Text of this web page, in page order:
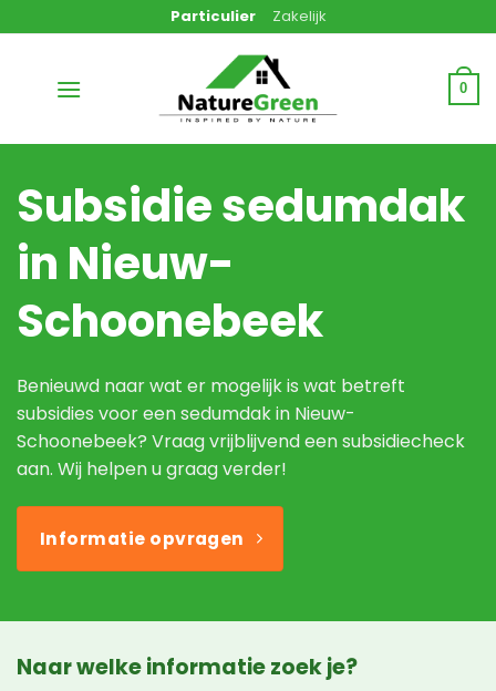
naar
Particulier Zakelijk
0
Subsidie sedumdak
in Nieuw-
Schoonebeek
Benieuwd naar wat er mogelijk is wat betreft
subsidies voor een sedumdak in Nieuw-
Schoonebeek? Vraag vrijblijvend een subsidiecheck
aan. Wij helpen u graag verder!
Informatie opvragen
Naar welke informatie zoek je?